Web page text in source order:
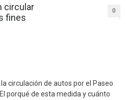
circular
fines
0
circulación de autos por el Paseo
porqué de esta medida y cuánto